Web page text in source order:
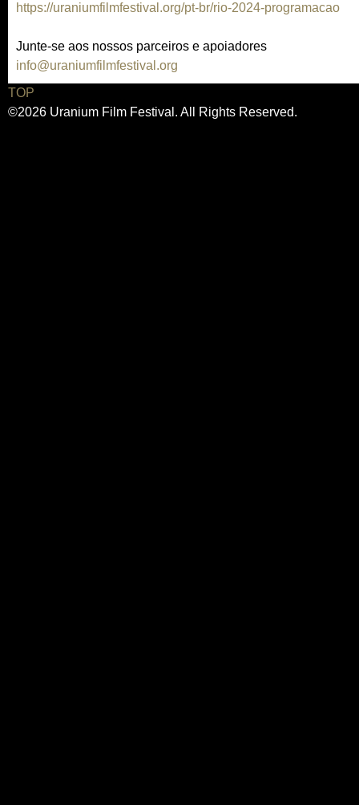
https://uraniumfilmfestival.org/pt-br/rio-2024-programacao
Junte-se aos nossos parceiros e apoiadores
info@uraniumfilmfestival.org
TOP
©2026 Uranium Film Festival. All Rights Reserved.